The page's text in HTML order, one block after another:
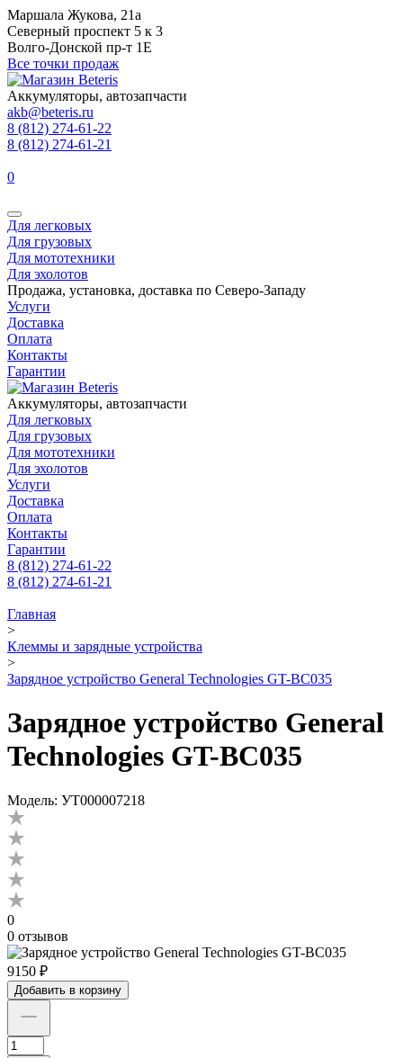
Маршала Жукова, 21а
Северный проспект 5 к 3
Волго-Донской пр-т 1Е
Все точки продаж
Аккумуляторы, автозапчасти
akb@beteris.ru
8 (812) 274-61-22
8 (812) 274-61-21
0
Для легковых
Для грузовых
Для мототехники
Для эхолотов
Продажа, установка, доставка по Северо-Западу
Услуги
Доставка
Оплата
Контакты
Гарантии
Аккумуляторы, автозапчасти
Для легковых
Для грузовых
Для мототехники
Для эхолотов
Услуги
Доставка
Оплата
Контакты
Гарантии
8 (812) 274-61-22
8 (812) 274-61-21
Главная
>
Клеммы и зарядные устройства
>
Зарядное уcтройство General Technologies GT-BC035
Зарядное уcтройство General
Technologies GT-BC035
Модель: УТ000007218
0
0 отзывов
9150 ₽
Добавить в корзину